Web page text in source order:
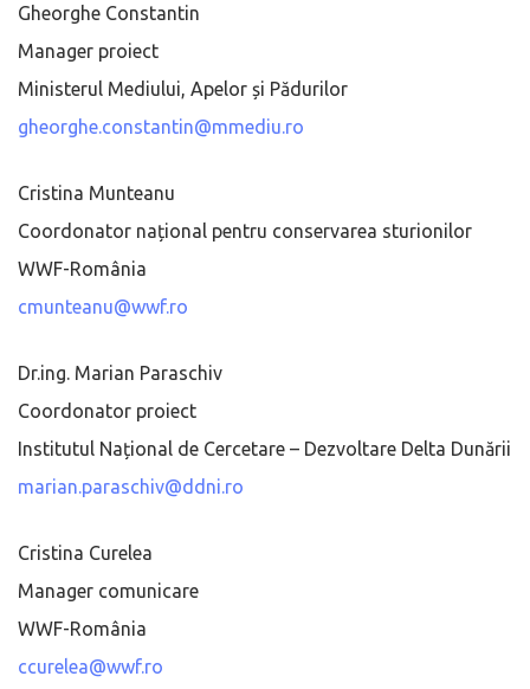
Gheorghe Constantin
Manager proiect
Ministerul Mediului, Apelor și Pădurilor
gheorghe.constantin@mmediu.ro
Cristina Munteanu
Coordonator național pentru conservarea sturionilor
WWF-România
cmunteanu@wwf.ro
Dr.ing. Marian Paraschiv
Coordonator proiect
Institutul Național de Cercetare – Dezvoltare Delta Dunării
marian.paraschiv@ddni.ro
Cristina Curelea
Manager comunicare
WWF-România
ccurelea@wwf.ro